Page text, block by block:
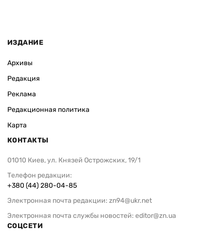
ИЗДАНИЕ
Архивы
Редакция
Реклама
Редакционная политика
Карта
КОНТАКТЫ
01010 Киев, ул. Князей Острожских, 19/1
Телефон редакции:
+380 (44) 280-04-85
Электронная почта редакции: zn94@ukr.net
Электронная почта службы новостей: editor@zn.ua
СОЦСЕТИ